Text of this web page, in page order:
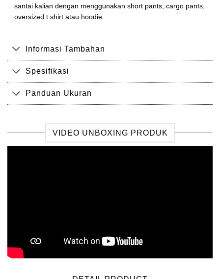
santai kalian dengan menggunakan short pants, cargo pants,
oversized t shirt atau hoodie.
Informasi Tambahan
Spesifikasi
Panduan Ukuran
VIDEO UNBOXING PRODUK